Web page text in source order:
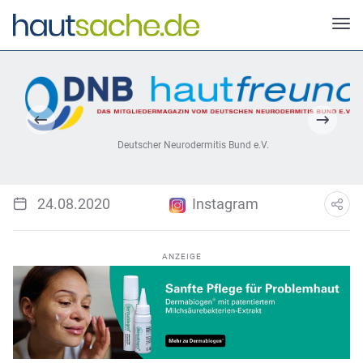
Deutscher Neurodermitis Bund e.V.
24.08.2020 Instagram
ANZEIGE